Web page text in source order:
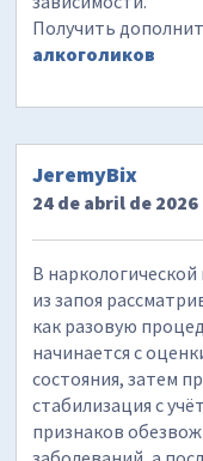
Получить
алкоголиков
JeremyBix
24 de abril de 2026
В
из запоя
как разовую
начинается с
состояния, затем
стабилизация с
признаков